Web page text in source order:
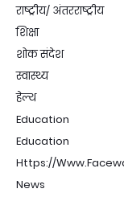
राष्ट्रीय/ अंतरराष्ट्रीय
शिक्षा
शोक संदेश
स्वास्थ्य
हेल्थ
Education
Education
Https://
News